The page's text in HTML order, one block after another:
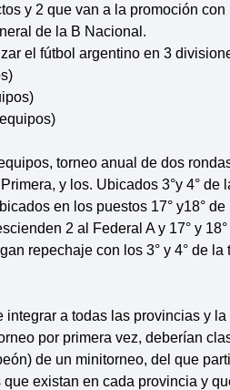
y 2 que van a la promoción con
de la B Nacional.
el fútbol argentino en 3
torneo anual de dos
y los. Ubicados 3°y 4° de
en los puestos 17° y18°
2 al Federal A y 17° y
repechaje con los 3° y 4° de
integrar a todas las provincias y
por primera vez, deberían
de un minitorneo, del que
existan en cada provincia y